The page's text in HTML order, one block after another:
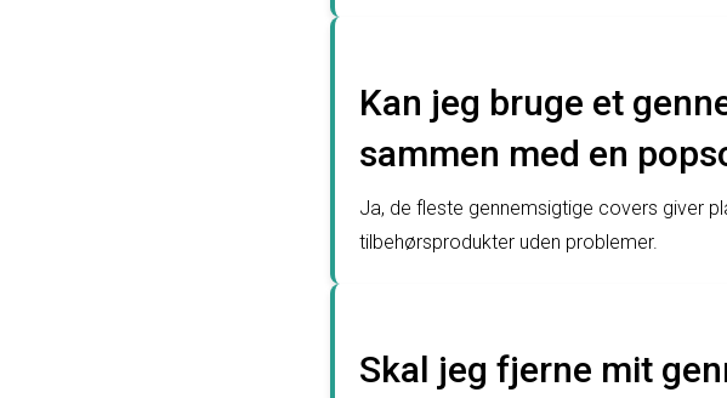
Kan jeg bruge et
sammen med en
Ja, de fleste gennemsigtige covers giver
tilbehørsprodukter uden problemer.
Skal jeg fjerne mit